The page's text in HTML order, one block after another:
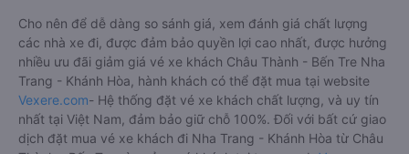
Cho nên để dễ dàng so sánh giá, xem đánh giá chất lượng
các nhà xe đi, được đảm bảo quyền lợi cao nhất, được hưởng
nhiều ưu đãi giảm giá vé xe khách Châu Thành - Bến Tre Nha
Trang - Khánh Hòa, hành khách có thể đặt mua tại website
Vexere.com- Hệ thống đặt vé xe khách chất lượng, và uy tín
nhất tại Việt Nam, đảm bảo giữ chỗ 100%. Đối với bất cứ giao
dịch đặt mua vé xe khách đi Nha Trang - Khánh Hòa từ Châu